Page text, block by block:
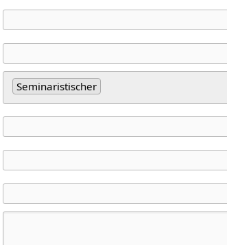
Seminaristischer